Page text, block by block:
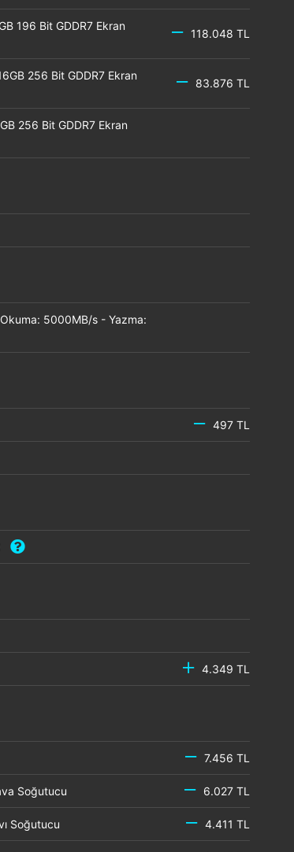
196 Bit GDDR7 Ekran
118.048 TL
256 Bit GDDR7 Ekran
83.876 TL
256 Bit GDDR7 Ekran
5000MB/s - Yazma:
497 TL
4.349 TL
7.456 TL
Soğutucu 6.027 TL
Soğutucu 4.411 TL